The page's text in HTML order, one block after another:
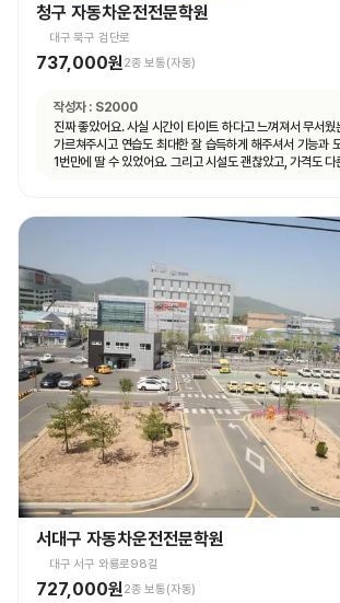
청구 자동차운전전문학원
대구 북구 검단로
737,000원 2종 보통(자동)
작성자 : S2000
진짜 좋았어요. 사실 시간이 타이트 하다고 느껴져서 무서웠
가르쳐주시고 연습도 최대한 잘 습득하게 해주셔서 기능과
1번만에 딸 수 있었어요. 그리고 시설도 괜찮았고, 가격도 다
서대구 자동차운전전문학원
대구 서구 와룡로98길
727,000원2종 보통(자동)